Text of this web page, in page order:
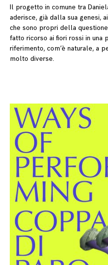
Il progetto in comune tra
aderisce, già dalla sua genesi,
che sono propri della
fatto ricorso ai fiori rossi in una
riferimento, com’è naturale, a
molto diverse.